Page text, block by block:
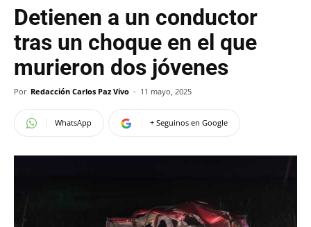
Detienen a un conductor
tras un choque en el que
murieron dos jóvenes
Por Redacción Carlos Paz Vivo - 11 mayo, 2025
WhatsApp + Seguinos en Google